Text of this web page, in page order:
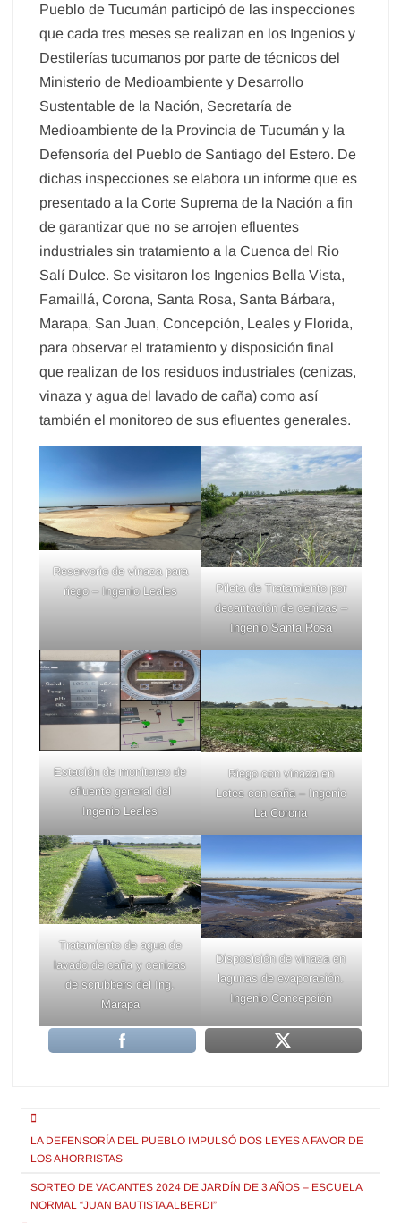
Pueblo de Tucumán participó de las inspecciones
que cada tres meses se realizan en los Ingenios y
Destilerías tucumanos por parte de técnicos del
Ministerio de Medioambiente y Desarrollo
Sustentable de la Nación, Secretaría de
Medioambiente de la Provincia de Tucumán y la
Defensoría del Pueblo de Santiago del Estero. De
dichas inspecciones se elabora un informe que es
presentado a la Corte Suprema de la Nación a fin
de garantizar que no se arrojen efluentes
industriales sin tratamiento a la Cuenca del Rio
Salí Dulce. Se visitaron los Ingenios Bella Vista,
Famaillá, Corona, Santa Rosa, Santa Bárbara,
Marapa, San Juan, Concepción, Leales y Florida,
para observar el tratamiento y disposición final
que realizan de los residuos industriales (cenizas,
vinaza y agua del lavado de caña) como así
también el monitoreo de sus efluentes generales.
Reservorio de vinaza para
riego – Ingenio Leales
Pileta de Tratamiento por
decantación de cenizas –
Ingenio Santa Rosa
Estación de monitoreo de
efluente general del
Ingenio Leales
Riego con vinaza en
Lotes con caña – Ingenio
La Corona
Tratamiento de agua de
lavado de caña y cenizas
de scrubbers del Ing.
Marapa
Disposición de vinaza en
lagunas de evaporación.
Ingenio Concepción
Navegación
de
entradas
LA DEFENSORÍA DEL PUEBLO IMPULSÓ DOS LEYES A FAVOR DE
LOS AHORRISTAS
SORTEO DE VACANTES 2024 DE JARDÍN DE 3 AÑOS – ESCUELA
NORMAL “JUAN BAUTISTA ALBERDI”